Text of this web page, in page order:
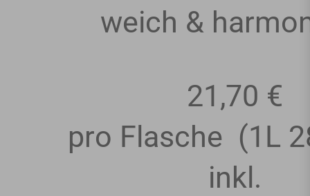
weich &
21,70 €
pro Flasche (1L
inkl.